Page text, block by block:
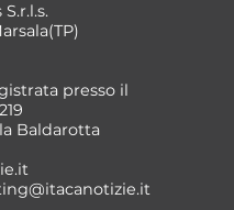
presso il
Baldarotta